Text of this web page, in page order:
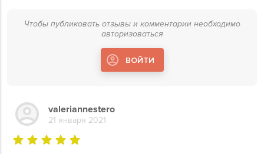
Чтобы публиковать отзывы и комментарии необходимо
авторизоваться
ВОЙТИ
valeriannestero
21 января 2021